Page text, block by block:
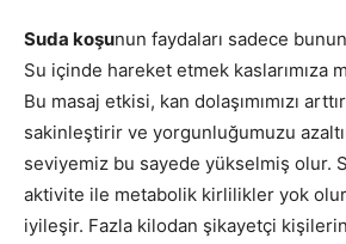
Suda koşunun faydaları sadece
Su içinde hareket etmek kaslarımıza
Bu masaj etkisi, kan dolaşımımızı
sakinleştirir ve yorgunluğumuzu
seviyemiz bu sayede yükselmiş olur.
aktivite ile metabolik kirlilikler yok
iyileşir. Fazla kilodan şikayetçi kişilerin